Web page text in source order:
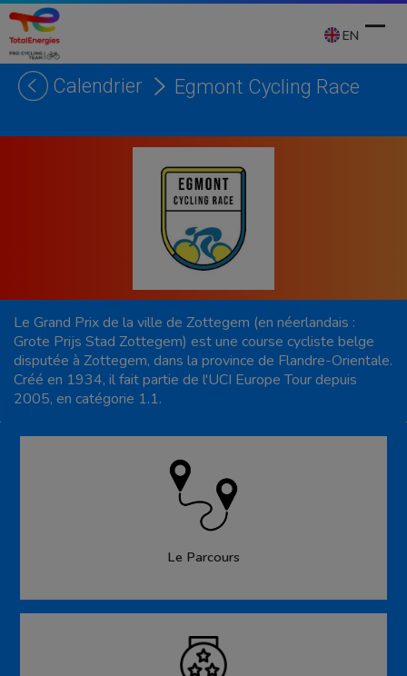
Skip
content
EN
Calendrier Egmont Cycling Race
Le Grand Prix de la ville de Zottegem (en néerlandais :
Grote Prijs Stad Zottegem) est une course cycliste belge
disputée à Zottegem, dans la province de Flandre-Orientale.
Créé en 1934, il fait partie de l'UCI Europe Tour depuis
2005, en catégorie 1.1.
Le Parcours